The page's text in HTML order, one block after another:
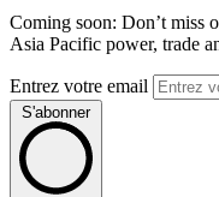
Coming soon: Don’t miss
Asia Pacific power, trade
Entrez votre email
S'abonner